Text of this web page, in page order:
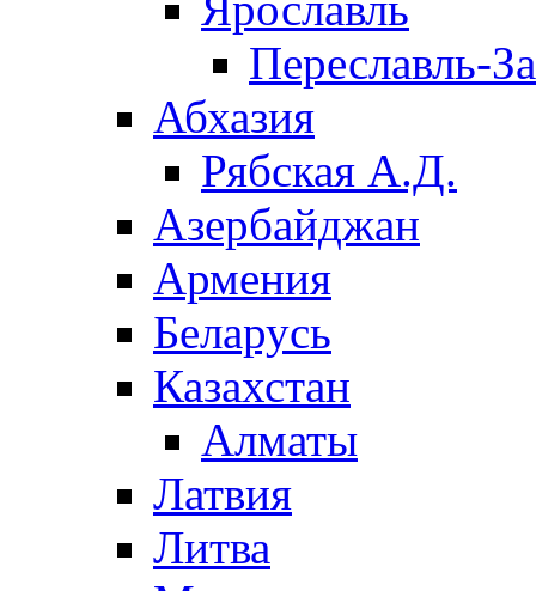
Переславль-
Абхазия
Рябская А.Д.
Азербайджан
Армения
Беларусь
Казахстан
Алматы
Латвия
Литва